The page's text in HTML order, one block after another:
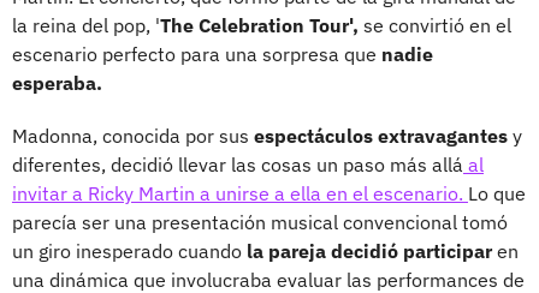
la reina del pop, 'The Celebration Tour', se convirtió en el
escenario perfecto para una sorpresa que nadie
esperaba.
Madonna, conocida por sus espectáculos extravagantes y
diferentes, decidió llevar las cosas un paso más allá al
invitar a Ricky Martin a unirse a ella en el escenario. Lo que
parecía ser una presentación musical convencional tomó
un giro inesperado cuando la pareja decidió participaren
una dinámica que involucraba evaluar las performances de